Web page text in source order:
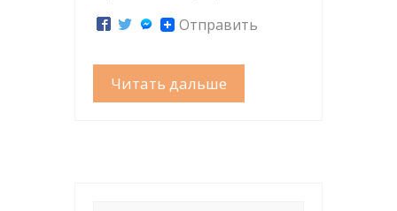
Отправить
Читать дальше